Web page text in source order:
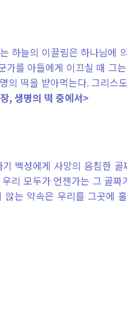
하늘의 이끌림은 하나님에
가를 아들에게 이끄실 때 그
의 떡을 받아먹는다. 그리스
, 생명의 떡 중에서>
백성에게 사망의 음침한
리 모두가 언젠가는 그 골
는 약속은 우리를 그곳에